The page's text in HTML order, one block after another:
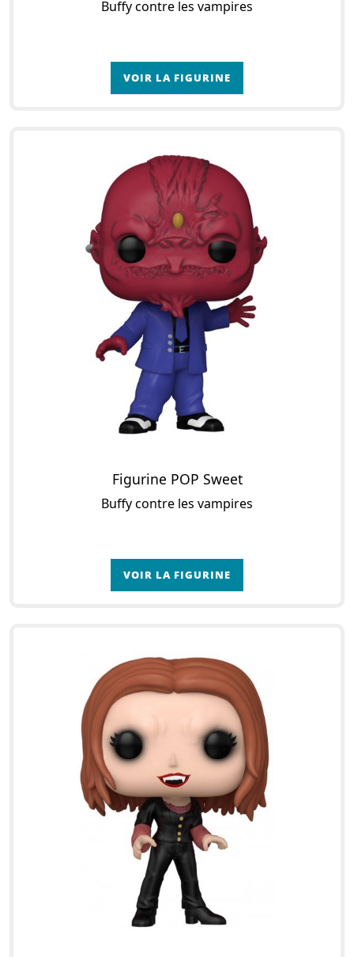
Buffy contre les vampires
VOIR LA FIGURINE
Figurine POP Sweet
Buffy contre les vampires
VOIR LA FIGURINE